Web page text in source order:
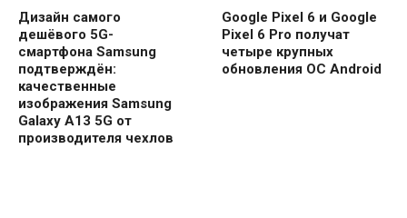
Дизайн самого
дешёвого 5G-
смартфона Samsung
подтверждён:
качественные
изображения Samsung
Galaxy A13 5G от
производителя чехлов
Google Pixel 6 и Google
Pixel 6 Pro получат
четыре крупных
обновления ОС Android